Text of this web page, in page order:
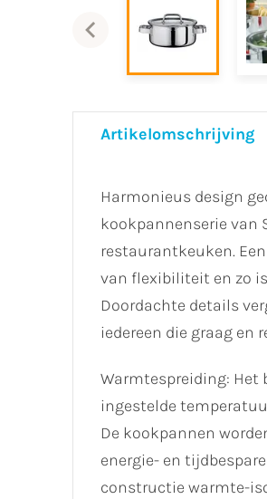
Artikelomschrijving
Harmonieus design
kookpannenserie van
restaurantkeuken.
van flexibiliteit en zo
Doordachte details
iedereen die graag en
Warmtespreiding: Het
ingestelde
De kookpannen
energie- en
constructie warmte-